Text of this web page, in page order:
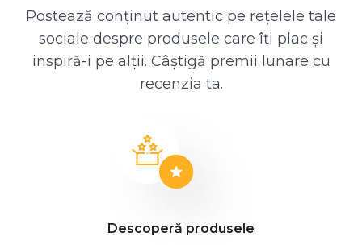
Postează conținut autentic pe rețelele tale
sociale despre produsele care îți plac și
inspiră-i pe alții. Câștigă premii lunare cu
recenzia ta.
Descoperă produsele